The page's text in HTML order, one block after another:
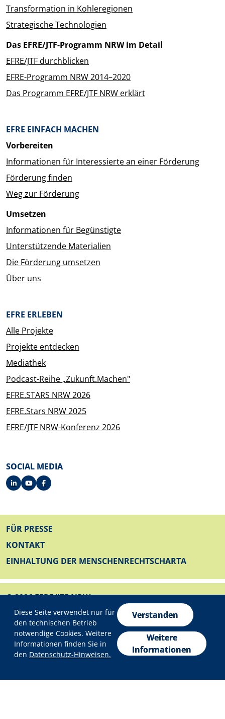
Datenschutzeinstellungen
Diese Seite verwendet nur für
den technischen Betrieb
notwendige Cookies. Weitere
Informationen finden Sie in
den Datenschutz-Hinweisen.
Verstanden
Weitere
Informationen
Transformation in Kohleregionen
Strategische Technologien
Das EFRE/JTF-Programm NRW im Detail
EFRE/JTF durchblicken
EFRE-Programm NRW 2014–2020
Das Programm EFRE/JTF NRW erklärt
EFRE EINFACH MACHEN
Vorbereiten
Informationen für Interessierte an einer Förderung
Förderung finden
Weg zur Förderung
Umsetzen
Informationen für Begünstigte
Unterstützende Materialien
Die Förderung umsetzen
Über uns
EFRE ERLEBEN
Alle Projekte
Projekte entdecken
Mediathek
Podcast-Reihe „Zukunft.Machen"
EFRE.STARS NRW 2026
EFRE.Stars NRW 2025
EFRE/JTF NRW-Konferenz 2026
SOCIAL MEDIA
FUSSZEILE
FÜR PRESSE
KONTAKT
EINHALTUNG DER MENSCHENRECHTSCHARTA
© 2026 EFRE/JTF NRW
FUSSZEILE UNTEN
IMPRESSUM
DATENSCHUTZ
ERKLÄRUNG ZUR BARRIEREFREIHEIT